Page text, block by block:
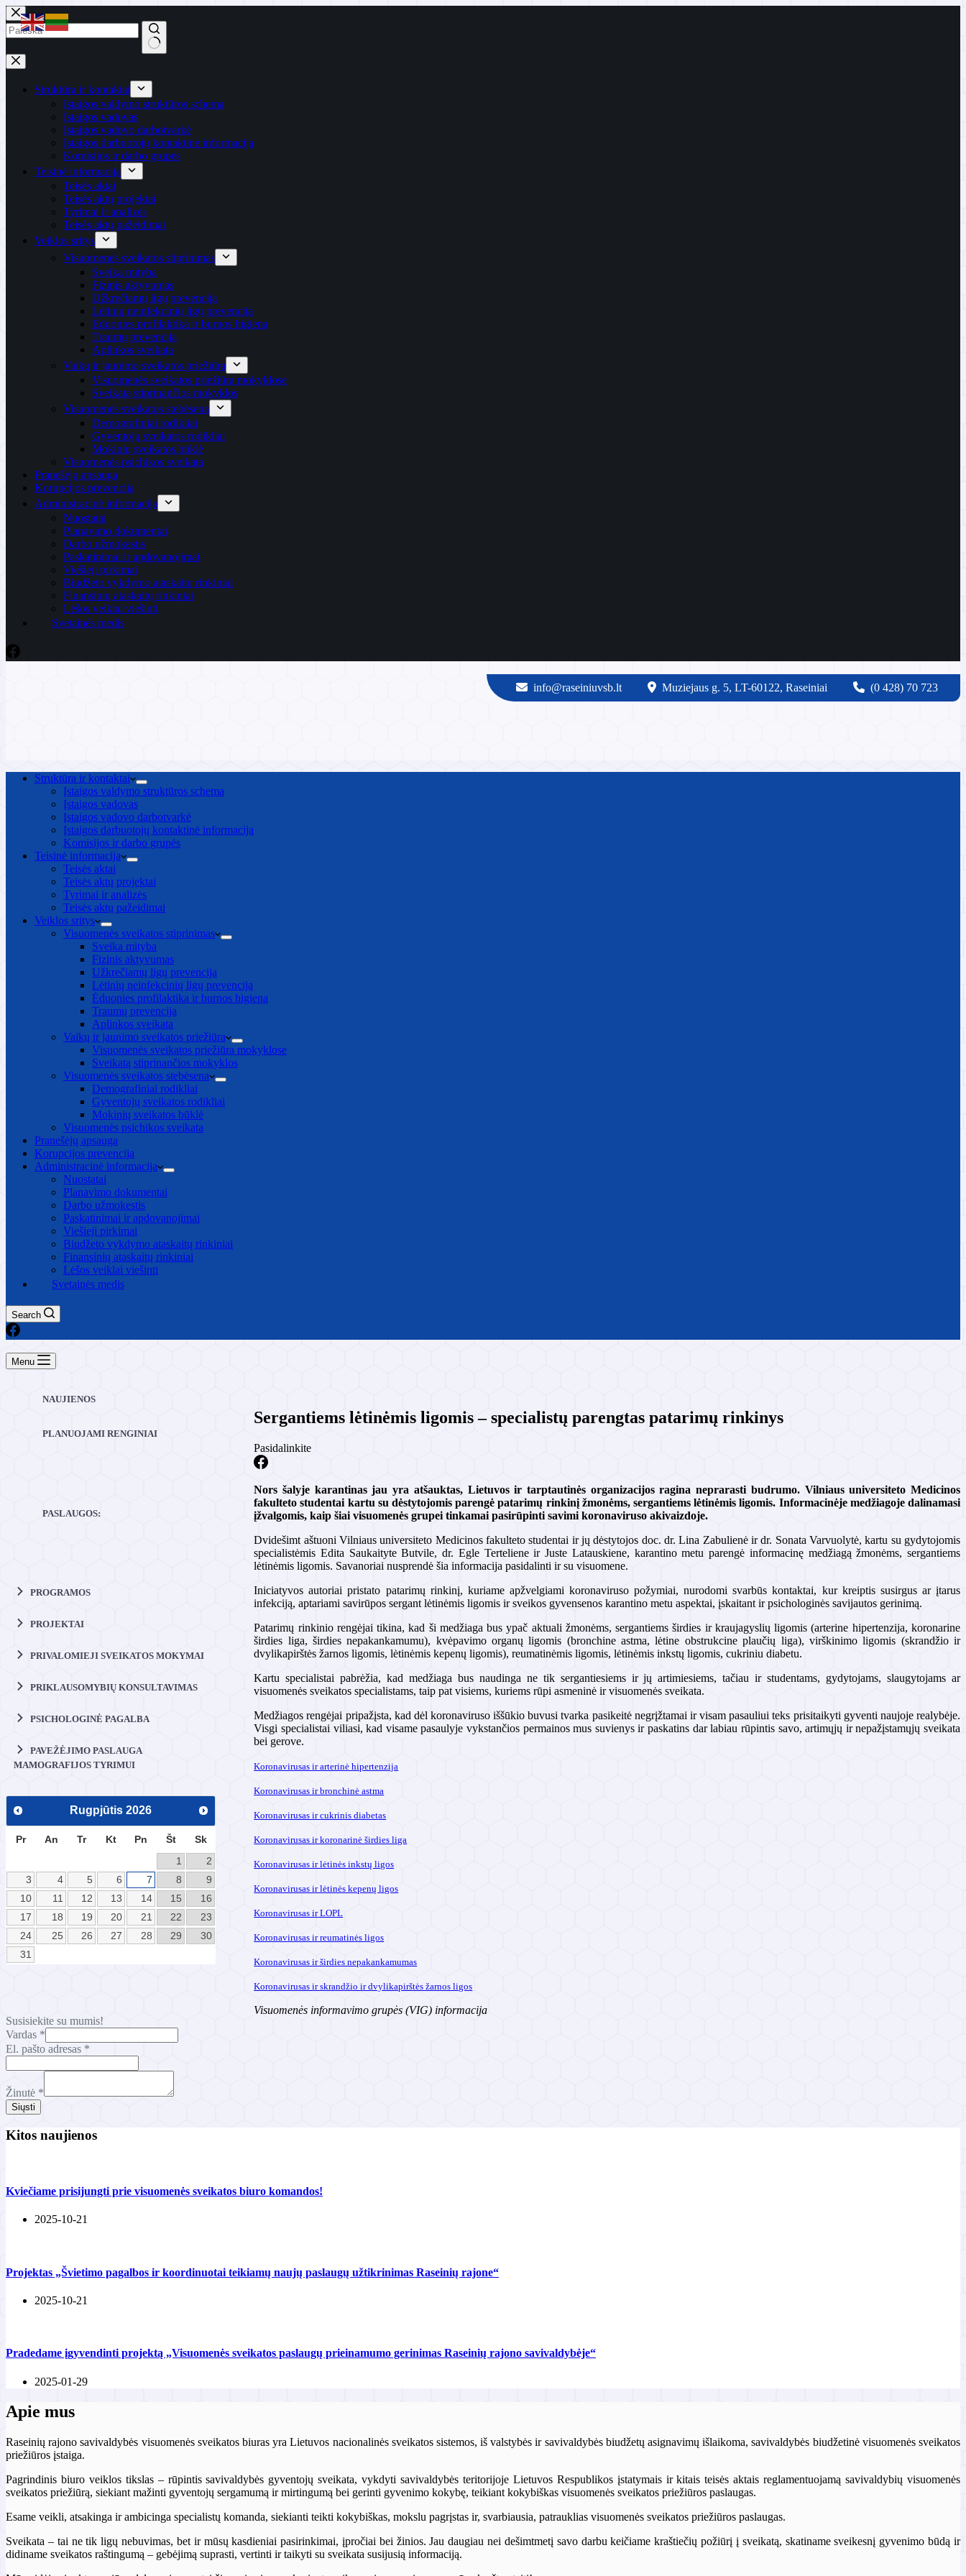
Skip
to
content
No
results
Struktūra ir kontaktai
Įstaigos valdymo struktūros schema
Įstaigos vadovas
Įstaigos vadovo darbotvarkė
Įstaigos darbuotojų kontaktinė informacija
Komisijos ir darbo grupės
Teisinė informacija
Teisės aktai
Teisės aktų projektai
Tyrimai ir analizės
Teisės aktų pažeidimai
Veiklos sritys
Visuomenės sveikatos stiprinimas
Sveika mityba
Fizinis aktyvumas
Užkrečiamų ligų prevencija
Lėtinių neinfekcinių ligų prevencija
Ėduonies profilaktika ir burnos higiena
Traumų prevencija
Aplinkos sveikata
Vaikų ir jaunimo sveikatos priežiūra
Visuomenės sveikatos priežiūra mokyklose
Sveikatą stiprinančios mokyklos
Visuomenės sveikatos stebėsena
Demografiniai rodikliai
Gyventojų sveikatos rodikliai
Mokinių sveikatos būklė
Visuomenės psichikos sveikata
Pranešėjų apsauga
Korupcijos prevencija
Administracinė informacija
Nuostatai
Planavimo dokumentai
Darbo užmokestis
Paskatinimai ir apdovanojimai
Viešieji pirkimai
Biudžeto vykdymo ataskaitų rinkiniai
Finansinių ataskaitų rinkiniai
Lėšos veiklai viešinti
Svetainės medis
info@raseiniuvsb.lt Muziejaus g. 5, LT-60122, Raseiniai (0 428) 70 723
Struktūra ir kontaktai
Įstaigos valdymo struktūros schema
Įstaigos vadovas
Įstaigos vadovo darbotvarkė
Įstaigos darbuotojų kontaktinė informacija
Komisijos ir darbo grupės
Teisinė informacija
Teisės aktai
Teisės aktų projektai
Tyrimai ir analizės
Teisės aktų pažeidimai
Veiklos sritys
Visuomenės sveikatos stiprinimas
Sveika mityba
Fizinis aktyvumas
Užkrečiamų ligų prevencija
Lėtinių neinfekcinių ligų prevencija
Ėduonies profilaktika ir burnos higiena
Traumų prevencija
Aplinkos sveikata
Vaikų ir jaunimo sveikatos priežiūra
Visuomenės sveikatos priežiūra mokyklose
Sveikatą stiprinančios mokyklos
Visuomenės sveikatos stebėsena
Demografiniai rodikliai
Gyventojų sveikatos rodikliai
Mokinių sveikatos būklė
Visuomenės psichikos sveikata
Pranešėjų apsauga
Korupcijos prevencija
Administracinė informacija
Nuostatai
Planavimo dokumentai
Darbo užmokestis
Paskatinimai ir apdovanojimai
Viešieji pirkimai
Biudžeto vykdymo ataskaitų rinkiniai
Finansinių ataskaitų rinkiniai
Lėšos veiklai viešinti
Svetainės medis
Search
Menu
Sergantiems lėtinėmis ligomis – specialistų parengtas patarimų rinkinys
Pasidalinkite
Nors šalyje karantinas jau yra atšauktas, Lietuvos ir tarptautinės organizacijos ragina neprarasti budrumo. Vilniaus universiteto Medicinos
fakulteto studentai kartu su dėstytojomis parengė patarimų rinkinį žmonėms, sergantiems lėtinėmis ligomis. Informacinėje medžiagoje dalinamasi
įžvalgomis, kaip šiai visuomenės grupei tinkamai pasirūpinti savimi koronaviruso akivaizdoje.
Dvidešimt aštuoni Vilniaus universiteto Medicinos fakulteto studentai ir jų dėstytojos doc. dr. Lina Zabulienė ir dr. Sonata Varvuolytė, kartu su gydytojomis
specialistėmis Edita Saukaityte Butvile, dr. Egle Terteliene ir Juste Latauskiene, karantino metu parengė informacinę medžiagą žmonėms, sergantiems
lėtinėmis ligomis. Savanoriai nusprendė šia informacija pasidalinti ir su visuomene.
Iniciatyvos autoriai pristato patarimų rinkinį, kuriame apžvelgiami koronaviruso požymiai, nurodomi svarbūs kontaktai, kur kreiptis susirgus ar įtarus
infekciją, aptariami savirūpos sergant lėtinėmis ligomis ir sveikos gyvensenos karantino metu aspektai, įskaitant ir psichologinės savijautos gerinimą.
Patarimų rinkinio rengėjai tikina, kad ši medžiaga bus ypač aktuali žmonėms, sergantiems širdies ir kraujagyslių ligomis (arterine hipertenzija, koronarine
širdies liga, širdies nepakankamumu), kvėpavimo organų ligomis (bronchine astma, lėtine obstrukcine plaučių liga), virškinimo ligomis (skrandžio ir
dvylikapirštės žarnos ligomis, lėtinėmis kepenų ligomis), reumatinėmis ligomis, lėtinėmis inkstų ligomis, cukriniu diabetu.
Kartu specialistai pabrėžia, kad medžiaga bus naudinga ne tik sergantiesiems ir jų artimiesiems, tačiau ir studentams, gydytojams, slaugytojams ar
visuomenės sveikatos specialistams, taip pat visiems, kuriems rūpi asmeninė ir visuomenės sveikata.
Medžiagos rengėjai pripažįsta, kad dėl koronaviruso iššūkio buvusi tvarka pasikeitė negrįžtamai ir visam pasauliui teks prisitaikyti gyventi naujoje realybėje.
Visgi specialistai viliasi, kad visame pasaulyje vykstančios permainos mus suvienys ir paskatins dar labiau rūpintis savo, artimųjų ir nepažįstamųjų sveikata
bei gerove.
Koronavirusas ir arterinė hipertenzija
Koronavirusas ir bronchinė astma
Koronavirusas ir cukrinis diabetas
Koronavirusas ir koronarinė širdies liga
Koronavirusas ir lėtinės inkstų ligos
Koronavirusas ir lėtinės kepenų ligos
Koronavirusas ir LOPL
Koronavirusas ir reumatinės ligos
Koronavirusas ir širdies nepakankamumas
Koronavirusas ir skrandžio ir dvylikapirštės žarnos ligos
Visuomenės informavimo grupės (VIG) informacija
NAUJIENOS
PLANUOJAMI RENGINIAI
PASLAUGOS:
PROGRAMOS
PROJEKTAI
PRIVALOMIEJI SVEIKATOS MOKYMAI
PRIKLAUSOMYBIŲ KONSULTAVIMAS
PSICHOLOGINĖ PAGALBA
PAVEŽĖJIMO PASLAUGA
MAMOGRAFIJOS TYRIMUI
Rugpjūtis 2026
Pr An Tr Kt Pn Št
Sk
1
2
3
4 5 6 7 8
9
10
11 12 13 14 15
16
17
18 19 20 21 22
23
24
25 26 27 28 29
30
31
Susisiekite su mumis!
pašto
adresas
El.
Vardas *
El. pašto adresas *
Žinutė *
Siųsti
Kitos naujienos
Kviečiame prisijungti prie visuomenės sveikatos biuro komandos!
2025-10-21
Projektas „Švietimo pagalbos ir koordinuotai teikiamų naujų paslaugų užtikrinimas Raseinių rajone“
2025-10-21
Pradedame įgyvendinti projektą „Visuomenės sveikatos paslaugų prieinamumo gerinimas Raseinių rajono savivaldybėje“
2025-01-29
Apie mus
Raseinių rajono savivaldybės visuomenės sveikatos biuras yra Lietuvos nacionalinės sveikatos sistemos, iš valstybės ir savivaldybės biudžetų asignavimų išlaikoma, savivaldybės biudžetinė visuomenės sveikatos
priežiūros įstaiga.
Pagrindinis biuro veiklos tikslas – rūpintis savivaldybės gyventojų sveikata, vykdyti savivaldybės teritorijoje Lietuvos Respublikos įstatymais ir kitais teisės aktais reglamentuojamą savivaldybių visuomenės
sveikatos priežiūrą, siekiant mažinti gyventojų sergamumą ir mirtingumą bei gerinti gyvenimo kokybę, teikiant kokybiškas visuomenės sveikatos priežiūros paslaugas.
Esame veikli, atsakinga ir ambicinga specialistų komanda, siekianti teikti kokybiškas, mokslu pagrįstas ir, svarbiausia, patrauklias visuomenės sveikatos priežiūros paslaugas.
Sveikata – tai ne tik ligų nebuvimas, bet ir mūsų kasdieniai pasirinkimai, įpročiai bei žinios. Jau daugiau nei dešimtmetį savo darbu keičiame kraštiečių požiūrį į sveikatą, skatiname sveikesnį gyvenimo būdą ir
didiname sveikatos raštingumą – gebėjimą suprasti, vertinti ir taikyti su sveikata susijusią informaciją.